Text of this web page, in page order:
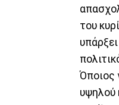
του
Όποιος
υψηλού